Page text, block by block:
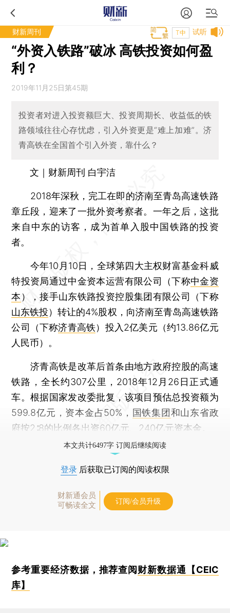
财新周刊 试听
T中
“外资入铁路”破冰 高铁投资如何盈
利？
2019年11月25日第45期
投资者对进入投资额巨大、投资周期长、收益低的铁
路领域往往心存忧虑，引入外资更是“难上加难”。济
青高铁在全国首个引入外资，靠什么？
文｜财新周刊 白宇洁
2018年深秋，完工在即的济南至青岛高速铁路
章丘段，迎来了一批外资考察者。一年之后，这批
来自中东的访客，成为首单入股中国铁路的投资
者。
今年10月10日，全球第四大主权财富基金科威
特投资局通过中金资本运营有限公司（下称中金资
本 ），接手山东铁路投资控股集团有限公司（下称
山东铁投）转让的4%股权，向济南至青岛高速铁路
公司（下称济青高铁）投入2亿美元（约13.86亿元
人民币）。
济青高铁是改革后首条由地方政府控股的高速
铁路，全长约307公里，2018年12月26日正式通
车。根据国家发改委批复，该项目预估总投资额为
599.8亿元，资本金占50%， 国铁集团和山东省政
府按2∶8的比例各出资60亿元、240亿元资本金。
本文共计6497字 订阅后继续阅读
登录 后获取已订阅的阅读权限
财新通会员
可畅读全文
订阅/会员升级
参考重要经济数据，推荐查阅 财新数据通【CEIC
库】